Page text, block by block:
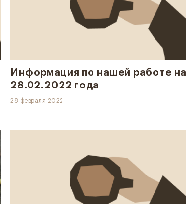
Информация по нашей работе на
28.02.2022 года
28 февраля 2022